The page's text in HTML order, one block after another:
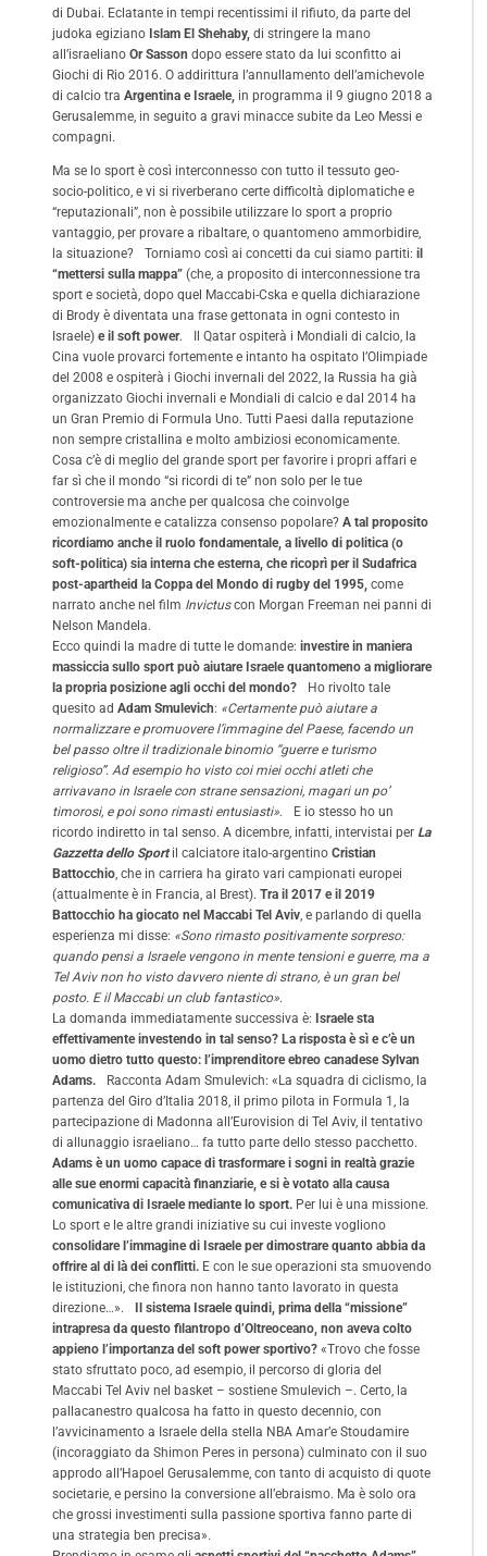
di Dubai. Eclatante in tempi recentissimi il rifiuto, da parte del
judoka egiziano Islam El Shehaby, di stringere la mano
all’israeliano Or Sasson dopo essere stato da lui sconfitto ai
Giochi di Rio 2016. O addirittura l’annullamento dell’amichevole
di calcio tra Argentina e Israele, in programma il 9 giugno 2018 a
Gerusalemme, in seguito a gravi minacce subite da Leo Messi e
compagni.
Ma se lo sport è così interconnesso con tutto il tessuto geo-
socio-politico, e vi si riverberano certe difficoltà diplomatiche e
“reputazionali”, non è possibile utilizzare lo sport a proprio
vantaggio, per provare a ribaltare, o quantomeno ammorbidire,
la situazione? Torniamo così ai concetti da cui siamo partiti: il
“mettersi sulla mappa” (che, a proposito di interconnessione tra
sport e società, dopo quel Maccabi-Cska e quella dichiarazione
di Brody è diventata una frase gettonata in ogni contesto in
Israele) e il soft power. Il Qatar ospiterà i Mondiali di calcio, la
Cina vuole provarci fortemente e intanto ha ospitato l’Olimpiade
del 2008 e ospiterà i Giochi invernali del 2022, la Russia ha già
organizzato Giochi invernali e Mondiali di calcio e dal 2014 ha
un Gran Premio di Formula Uno. Tutti Paesi dalla reputazione
non sempre cristallina e molto ambiziosi economicamente.
Cosa c’è di meglio del grande sport per favorire i propri affari e
far sì che il mondo “si ricordi di te” non solo per le tue
controversie ma anche per qualcosa che coinvolge
emozionalmente e catalizza consenso popolare? A tal proposito
ricordiamo anche il ruolo fondamentale, a livello di politica (o
soft-politica) sia interna che esterna, che ricoprì per il Sudafrica
post-apartheid la Coppa del Mondo di rugby del 1995, come
narrato anche nel film Invictuscon Morgan Freeman nei panni di
Nelson Mandela.
Ecco quindi la madre di tutte le domande: investire in maniera
massiccia sullo sport può aiutare Israele quantomeno a migliorare
la propria posizione agli occhi del mondo? Ho rivolto tale
quesito ad Adam Smulevich: «Certamente può aiutare a
normalizzare e promuovere l’immagine del Paese, facendo un
bel passo oltre il tradizionale binomio “guerre e turismo
religioso”. Ad esempio ho visto coi miei occhi atleti che
arrivavano in Israele con strane sensazioni, magari un po’
timorosi, e poi sono rimasti entusiasti». E io stesso ho un
ricordo indiretto in tal senso. A dicembre, infatti, intervistai per La
Gazzetta dello Sportil calciatore italo-argentino Cristian
Battocchio , che in carriera ha girato vari campionati europei
(attualmente è in Francia, al Brest). Tra il 2017 e il 2019
Battocchio ha giocato nel Maccabi Tel Aviv , e parlando di quella
esperienza mi disse: «Sono rimasto positivamente sorpreso:
quando pensi a Israele vengono in mente tensioni e guerre, ma a
Tel Aviv non ho visto davvero niente di strano, è un gran bel
posto. E il Maccabi un club fantastico».
La domanda immediatamente successiva è: Israele sta
effettivamente investendo in tal senso? La risposta è sì e c’è un
uomo dietro tutto questo: l’imprenditore ebreo canadese Sylvan
Adams. Racconta Adam Smulevich: «La squadra di ciclismo, la
partenza del Giro d’Italia 2018, il primo pilota in Formula 1, la
partecipazione di Madonna all’Eurovision di Tel Aviv, il tentativo
di allunaggio israeliano… fa tutto parte dello stesso pacchetto.
Adams è un uomo capace di trasformare i sogni in realtà grazie
alle sue enormi capacità finanziarie, e si è votato alla causa
comunicativa di Israele mediante lo sport. Per lui è una missione.
Lo sport e le altre grandi iniziative su cui investe vogliono
consolidare l’immagine di Israele per dimostrare quanto abbia da
offrire al di là dei conflitti. E con le sue operazioni sta smuovendo
le istituzioni, che finora non hanno tanto lavorato in questa
direzione…». Il sistema Israele quindi, prima della “missione”
intrapresa da questo filantropo d’Oltreoceano, non aveva colto
appieno l’importanza del soft power sportivo? «Trovo che fosse
stato sfruttato poco, ad esempio, il percorso di gloria del
Maccabi Tel Aviv nel basket – sostiene Smulevich –. Certo, la
pallacanestro qualcosa ha fatto in questo decennio, con
l’avvicinamento a Israele della stella NBA Amar’e Stoudamire
(incoraggiato da Shimon Peres in persona) culminato con il suo
approdo all’Hapoel Gerusalemme, con tanto di acquisto di quote
societarie, e persino la conversione all’ebraismo. Ma è solo ora
che grossi investimenti sulla passione sportiva fanno parte di
una strategia ben precisa».